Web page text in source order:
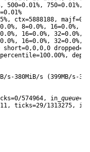
750=0.01%,
ctx=5888188, majf=0,
8=0.0%, 16=0.0%,
16=0.0%, 32=0.0%,
16=0.0%, 32=0.0%,
s-380MiB/s (399MB/s-
574964, in
ticks=29/1313275,